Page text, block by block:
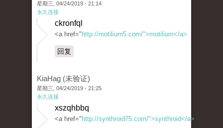
星期三, 04/24/2019 - 21:14
永久连接
ckronfql
<a href=" http://motilium5.com/">motilium</a>
回复
KiaHag (未验证)
星期三, 04/24/2019 - 21:25
永久连接
xszqhbbq
<a href=" http://synthroid75.com/">synthroid</a>